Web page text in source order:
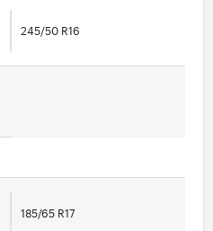
245/50 R16
185/65 R17